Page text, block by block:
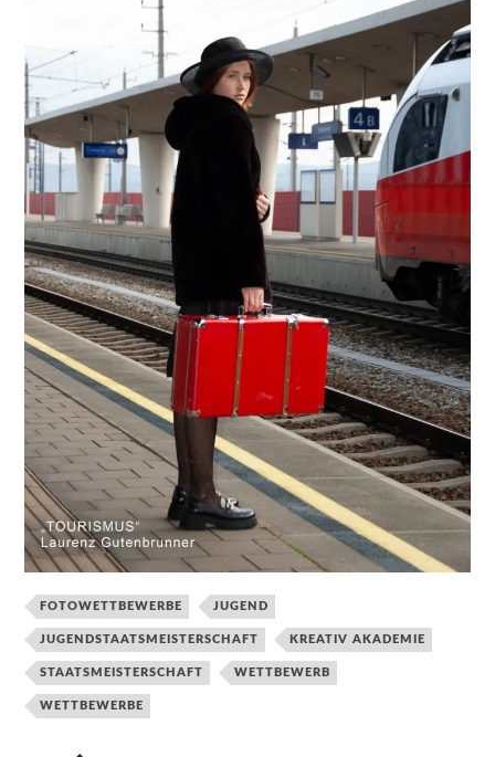
FOTOWETTBEWERBE JUGEND
JUGENDSTAATSMEISTERSCHAFT KREATIV AKADEMIE
STAATSMEISTERSCHAFT WETTBEWERB
WETTBEWERBE